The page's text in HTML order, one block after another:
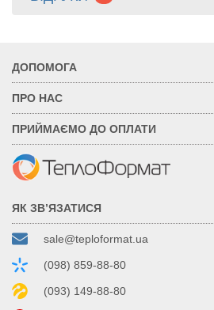
ДОПОМОГА
ПРО НАС
ПРИЙМАЄМО ДО ОПЛАТИ
ЯК ЗВ’ЯЗАТИСЯ
sale@teploformat.ua
(098) 859-88-80
(093) 149-88-80